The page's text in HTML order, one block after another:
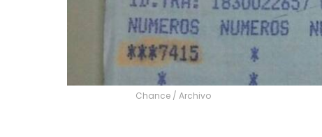
Chance / Archivo